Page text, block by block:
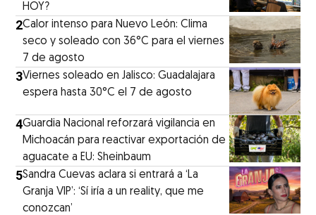
HOY?
2Calor intenso para Nuevo León: Clima
seco y soleado con 36°C para el viernes
7 de agosto
3Viernes soleado en Jalisco: Guadalajara
espera hasta 30°C el 7 de agosto
4Guardia Nacional reforzará vigilancia en
Michoacán para reactivar exportación de
aguacate a EU: Sheinbaum
5Sandra Cuevas aclara si entrará a ‘La
Granja VIP’: ‘Sí iría a un reality, que me
conozcan’